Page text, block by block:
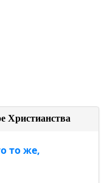
Христианства
то же,